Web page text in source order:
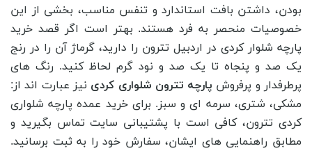
بودن، داشتن بافت استاندارد و تنفس مناسب، بخشی از این
خصوصیات منحصر به فرد هستند. بهتر است اگر قصد خرید
پارچه شلوار کردی در اردبیل تترون را دارید، گرماژ آن را در رنج
یک صد و پنجاه تا یک صد و نود گرم لحاظ کنید. رنگ های
پرطرفدار و پرفروش پارچه تترون شلواری کردی نیز عبارت اند از:
مشکی، شتری، سرمه ای و سبز. برای خرید عمده پارچه شلواری
کردی تترون، کافی است با پشتیبانی سایت تماس بگیرید و
مطابق راهنمایی های ایشان، سفارش خود را به ثبت برسانید.